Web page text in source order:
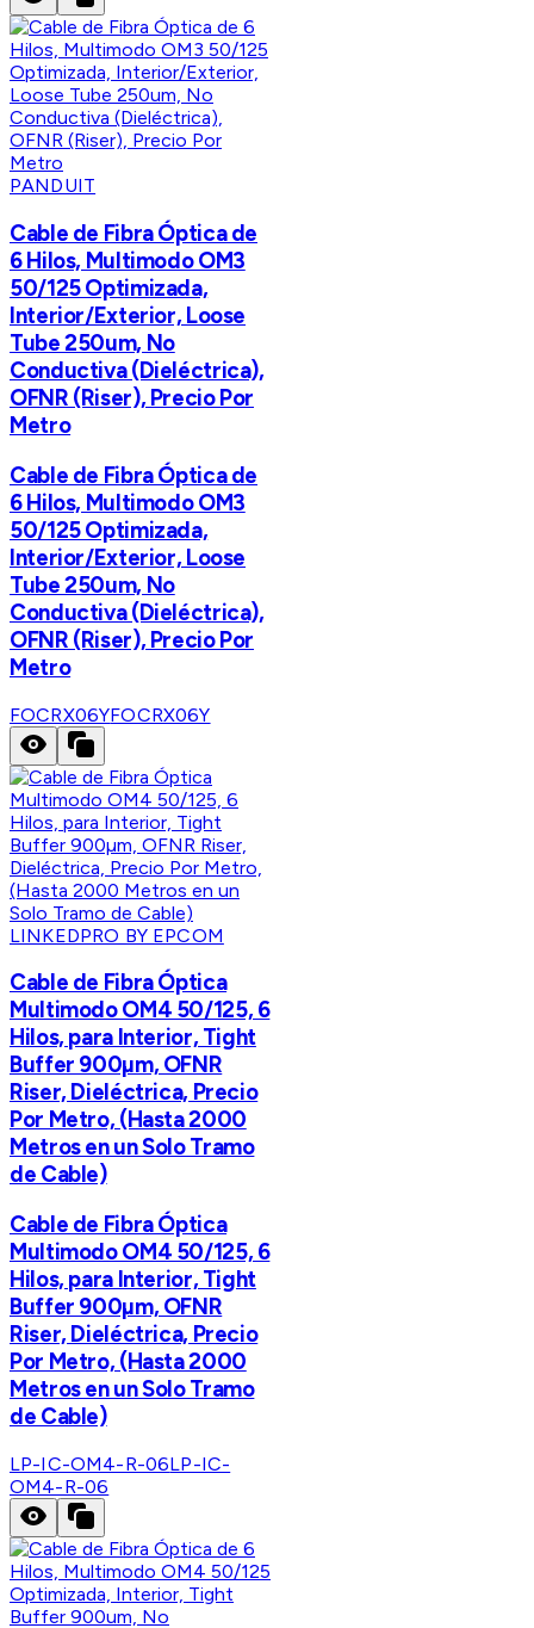
PANDUIT
Cable de Fibra Óptica de
6 Hilos, Multimodo OM3
50/125 Optimizada,
Interior/Exterior, Loose
Tube 250um, No
Conductiva (Dieléctrica),
OFNR (Riser), Precio Por
Metro
Cable de Fibra Óptica de
6 Hilos, Multimodo OM3
50/125 Optimizada,
Interior/Exterior, Loose
Tube 250um, No
Conductiva (Dieléctrica),
OFNR (Riser), Precio Por
Metro
FOCRX06YFOCRX06Y
LINKEDPRO BY EPCOM
Cable de Fibra Óptica
Multimodo OM4 50/125, 6
Hilos, para Interior, Tight
Buffer 900µm, OFNR
Riser, Dieléctrica, Precio
Por Metro, (Hasta 2000
Metros en un Solo Tramo
de Cable)
Cable de Fibra Óptica
Multimodo OM4 50/125, 6
Hilos, para Interior, Tight
Buffer 900µm, OFNR
Riser, Dieléctrica, Precio
Por Metro, (Hasta 2000
Metros en un Solo Tramo
de Cable)
LP-IC-OM4-R-06LP-IC-
OM4-R-06